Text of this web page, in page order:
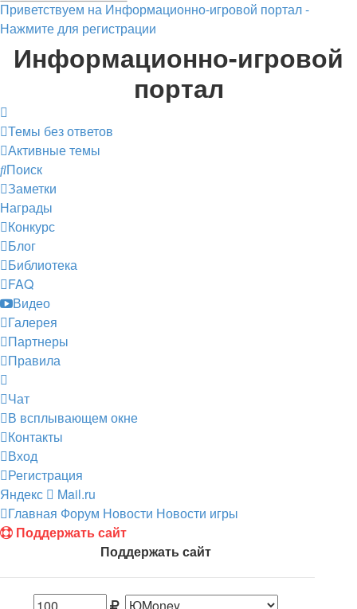
Приветствуем на Информационно-игровой портал -
Нажмите для регистрации
Информационно-игровой
портал
Темы без ответов
Активные темы
Поиск
Заметки
Награды
Конкурс
Блог
Библиотека
FAQ
Видео
Галерея
Партнеры
Правила
Чат
В всплывающем окне
Контакты
Вход
Регистрация
Яндекс
Mail.ru
Главная Форум Новости Новости игры
Поддержать сайт
Поддержать сайт